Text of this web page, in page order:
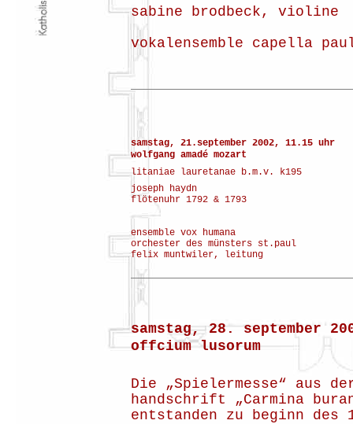
sabine brodbeck, violine
vokalensemble capella
samstag, 21.september 2002, 11.15 uhr
wolfgang amadé mozart
litaniae lauretanae b.m.v. k195
joseph haydn
flötenuhr 1792 & 1793
ensemble vox humana
orchester des münsters st.paul
felix muntwiler, leitung
samstag, 28. september
offcium lusorum
Die „Spielermesse“ aus
handschrift „Carmina
entstanden zu beginn des